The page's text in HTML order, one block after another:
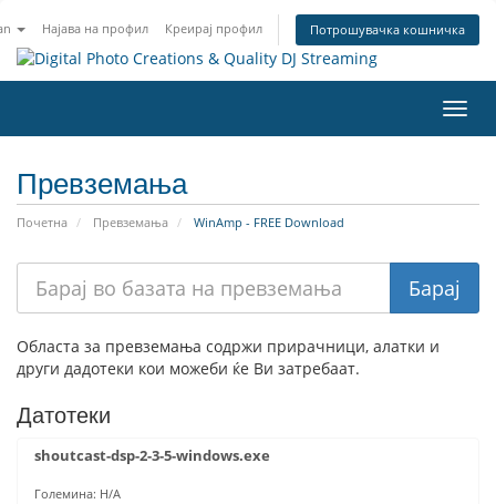
Најава на профил Креирај профил Потрошувачка кошничка
ја
Превземања
Почетна Превземања WinAmp - FREE Download
Областа за превземања содржи прирачници, алатки и
други дадотеки кои можеби ќе Ви затребаат.
Датотеки
shoutcast-dsp-2-3-5-windows.exe
Големина: Н/А